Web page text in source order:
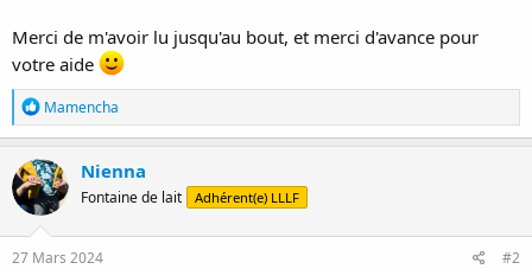
Merci de m'avoir lu jusqu'au bout, et merci d'avance pour
votre aide
R
é
a
c
t
i
o
n
s
Mamencha
Nienna
Fontaine de lait Adhérent(e) LLLF
27 Mars 2024 #2